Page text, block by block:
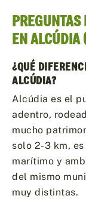
PREGUNTAS
EN ALCÚDIA
¿QUÉ
ALCÚDIA?
Alcúdia es el
adentro,
mucho
solo 2-3 km,
marítimo y
del mismo
muy distintas.